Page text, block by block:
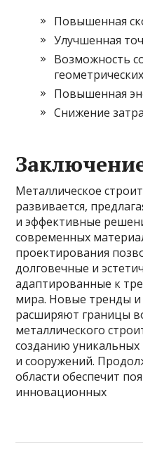
Повышенная
Улучшенная
Возможность
Повышенная
Снижение
Металлическое
развивается,
и эффективные
современных
проектирования
долговечные и
адаптированные к
мира. Новые тренды
расширяют границы
металлического
созданию
и сооружений.
области обеспечит
инновационных